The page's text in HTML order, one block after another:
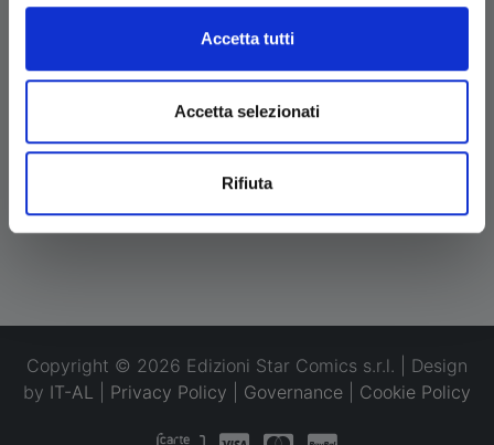
Accetta tutti
Accetta selezionati
Rifiuta
Iscriviti alla newsletter
Copyright © 2026 Edizioni Star Comics s.r.l. | Design
by IT-AL Privacy Policy Governance Cookie Policy